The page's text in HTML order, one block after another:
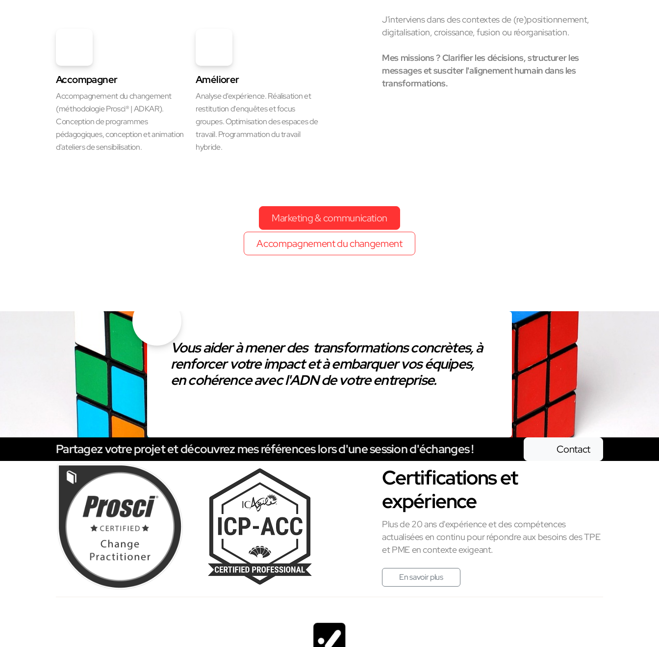
Accompagner
Accompagnement du changement
(méthodologie Prosci® | ADKAR).
Conception de programmes
pédagogiques, conception et animation
d'ateliers de sensibilisation.
Améliorer
Analyse d'expérience. Réalisation et
restitution d'enquêtes et focus
groupes. Optimisation des espaces de
travail. Programmation du travail
hybride.
J'interviens dans des contextes de (re)positionnement,
digitalisation, croissance, fusion ou réorganisation.
Mes missions ? Clarifier les décisions, structurer les
messages et susciter l'alignement humain dans les
transformations.
Marketing & communication
Accompagnement du changement
Vous aider à mener des transformations concrètes, à
renforcer votre impact et à embarquer vos équipes,
en cohérence avec l'ADN de votre entreprise.
Partagez votre projet et découvrez mes références lors d'une session d'échanges ! Contact
Certifications et
expérience
Plus de 20 ans d'expérience et des compétences
actualisées en continu pour répondre aux besoins des TPE
et PME en contexte exigeant.
En savoir plus